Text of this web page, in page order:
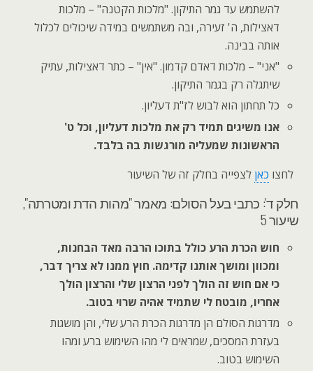
להשתמש עד גמר התיקון. "מלכות הקטנה" – מלכות
דאצילות, ה' זעירה, ובה משתמשים במידה שיכולים לכלול
אותה בבינה.
"אני" – מלכות דאדם קדמון. "אין" – כתר דאצילות, עתיק
שיתגלה רק בגמר התיקון.
כל תחתון הוא לבוש לז"ת דעליון.
אנו משיגים תמיד רק את מלכות דעליון, וכל ט'
הראשונות שמעליה מורגשות בה בלבד.
לחצו כאן לצפייה בחלק זה של השיעור
חלק ד': כתבי בעל הסולם: מאמר "מהות הדת ומטרתה",
שיעור 5
חוש הכרת הרע כולל בתוכו הרבה מאד הבחנות,
ומכוון ומושך אותנו קדימה. חוץ ממנו לא צריך דבר,
כי אם חוש זה הולך לפני הרצון שלי והרצון הולך
אחריו, מובטח לי שתמיד אהיה שרוי בטוב.
מדרגות הסולם הן מדרגות הכרת הרע שלי, והן מושגות
בעזרת המסכים, שמראים לי מהו השימוש ברע ומהו
השימוש בטוב.